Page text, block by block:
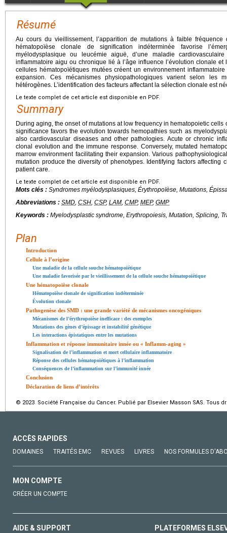
Résumé
Au cours du vieillissement, l’apparition de mutations à faible
hématopoïèse clonale de signification indéterminée favorise
myélodysplasique ou leucémie aiguë, d’une maladie
inflammatoire aigu ou chronique lié à l’âge influence l’évolution clonale
cellules hématopoïétiques mutées créent un environnement
expansion. Ces mécanismes physiopathologiques varient selon les
hétérogènes. L’identification des facteurs affectant la sélection clonale est
Le texte complet de cet article est disponible en PDF.
Summary
During aging, the onset of mutations at low frequency in hematopoietic
significance favors the evolution towards hemopathies such as
also cardiovascular diseases and other pathologies. Acute or chronic
clonal evolution and the immune response. Conversely, mutated
marrow environment facilitating their expansion. Various
mutation produce the diversity of phenotypes. Identifying factors affecting
patient care.
Le texte complet de cet article est disponible en PDF.
Mots clés : Syndromes myélodysplasiques, Érythropoïèse, Mutations,
Abbreviations : SMD, CSH, CSP, LAM, CMP, MEP, GMP
Keywords : Myelodysplastic syndrome, Erythropoiesis, Mutation, Splicing,
Plan
Introduction
Cellule à l’origine
Une maladie de la cellule souche hématopoïétique
Une maladie favorisée par le vieillissement de la cellule souche hématopoïétique
Une hématopoïèse clonale
Hématopoïèse clonale de signification indéterminée
Évolution clonale
Pathogenèse des SMD : une grande variété de mécanismes oncogéniques
Mécanismes de l’érythropoïèse inefficace : des exemples
Mutations des gènes d’épissage et instabilité génétique
Les interactions épistatiques entre les mutations
Inflammation et réponse immunitaire innée ou « Inflamm-aging »
Signalisation de l’inflammation et mort cellulaire inflammatoire
Réponse des cellules hématopoïétiques à l’inflammation
Conséquences de l’inflammation sur l’immunité innée
Conclusion
Déclaration de liens d’intérêts
© 2023 Société Française du Cancer. Publié par Elsevier Masson SAS. Tous
ACCÈS RAPIDES
DOMAINES TRAITÉS EMC REVUES LIVRES NOS FORMULES
MON COMPTE
CRÉER UN COMPTE
AIDE & SUPPORT PLATEFORMES